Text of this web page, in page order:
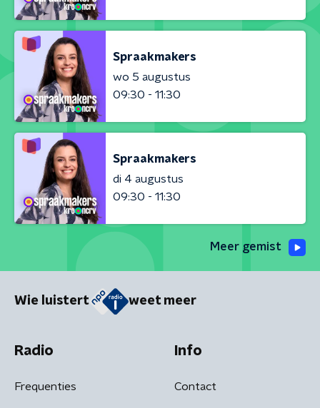
Spraakmakers
wo 5 augustus
09:30 - 11:30
Spraakmakers
di 4 augustus
09:30 - 11:30
Meer gemist
Wie luistert weet meer
Radio
Frequenties
Info
Contact